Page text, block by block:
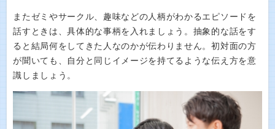
またゼミやサークル、趣味などの人柄がわかるエピソードを
話すときは、具体的な事柄を入れましょう。抽象的な話をす
ると結局何をしてきた人なのかが伝わりません。初対面の方
が聞いても、自分と同じイメージを持てるような伝え方を意
識しましょう。